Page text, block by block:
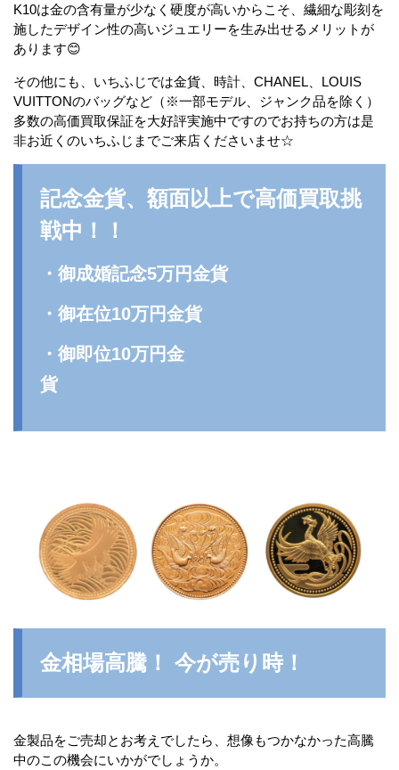
K10は金の含有量が少なく硬度が高いからこそ、繊細な彫刻を
施したデザイン性の高いジュエリーを生み出せるメリットが
あります😊
その他にも、いちふじでは金貨、時計、CHANEL、LOUIS
VUITTONのバッグなど（※一部モデル、ジャンク品を除く）
多数の高価買取保証を大好評実施中ですのでお持ちの方は是
非お近くのいちふじまでご来店くださいませ☆
記念金貨、額面以上で高価買取挑
戦中！！
・御成婚記念5万円金貨
・御在位10万円金貨
・御即位10万円金
貨
金相場高騰！ 今が売り時！
金製品をご売却とお考えでしたら、想像もつかなかった高騰
中のこの機会にいかがでしょうか。